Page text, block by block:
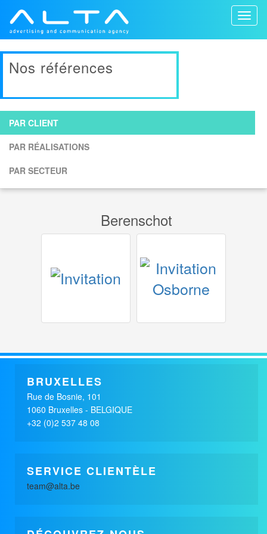
Nos références
PAR CLIENT
PAR RÉALISATIONS
PAR SECTEUR
Berenschot
BERENSCHOT
FINANCES / ASSURANCES /
SERVICES
BERENSCHOT
FINANCES / ASSURANCES /
SERVICES
BRUXELLES
Rue de Bosnie, 101
1060 Bruxelles - BELGIQUE
+32 (0)2 537 48 08
SERVICE CLIENTÈLE
team@alta.be